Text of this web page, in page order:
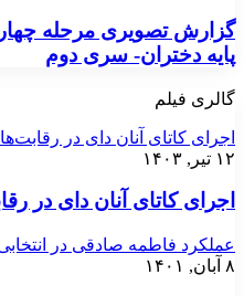
گزارش تصویری مرحله
پایه دختران- سری دوم
گالری فیلم
اجرای کاتای آنان دای در رقابت‌های
۱۲ تیر, ۱۴۰۳
اجرای کاتای آنان دای در
عملکرد فاطمه صادقی در
۸ آبان, ۱۴۰۱